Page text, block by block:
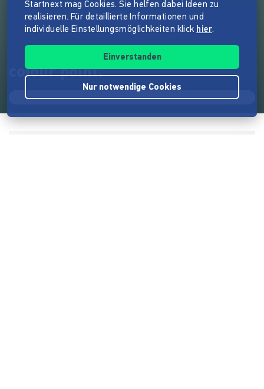
colour point.
Startnext mag Cookies. Sie helfen dabei Ideen zu
realisieren. Für detaillierte Informationen und
individuelle Einstellungsmöglichkeiten klick hier.
Einverstanden
Nur notwendige Cookies